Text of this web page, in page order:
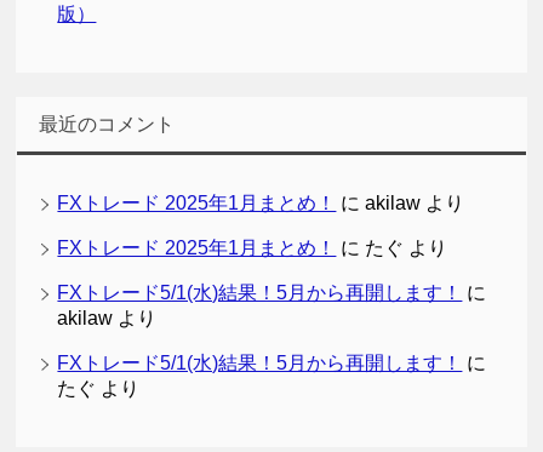
版）
最近のコメント
FXトレード 2025年1月まとめ！ にakilaw より
FXトレード 2025年1月まとめ！ に たぐ より
FXトレード5/1(水)結果！5月から再開します！
に
akilaw より
FXトレード5/1(水)結果！5月から再開します！
に
たぐ より